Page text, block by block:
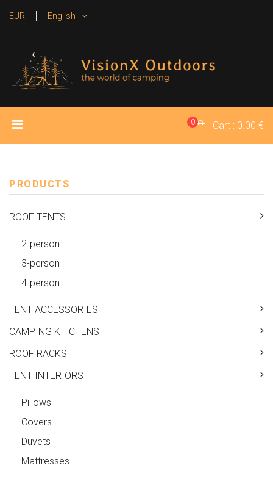
EUR English
HOME 0 Cart : 0.00 €
PRODUCTS
ROOF TENTS
2-person
3-person
4-person
TENT ACCESSORIES
CAMPING KITCHENS
ROOF RACKS
TENT INTERIORS
Pillows
Covers
Duvets
Mattresses